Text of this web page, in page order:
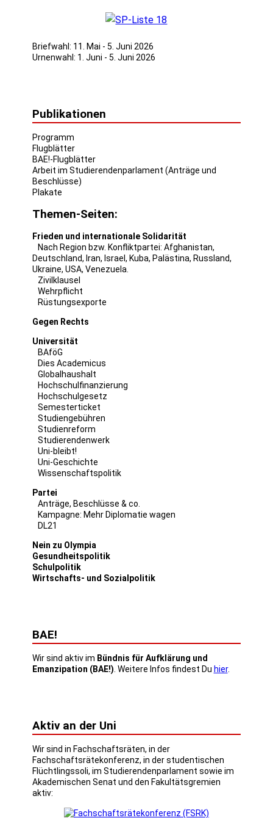
Briefwahl: 11. Mai - 5. Juni 2026
Urnenwahl: 1. Juni - 5. Juni 2026
Publikationen
Programm
Flugblätter
BAE!-Flugblätter
Arbeit im Studierendenparlament (Anträge und
Beschlüsse)
Plakate
Themen-Seiten:
Frieden und internationale Solidarität
Nach Region bzw. Konfliktpartei: Afghanistan,
Deutschland, Iran, Israel , Kuba, Palästina, Russland,
Ukraine, USA, Venezuela
Zivilklausel
Wehrpflicht
Rüstungsexporte
Gegen Rechts
Universität
BAföG
Dies Academicus
Globalhaushalt
Hochschulfinanzierung
Hochschulgesetz
Semesterticket
Studiengebühren
Studienreform
Studierendenwerk
Uni-bleibt!
Uni-Geschichte
Wissenschaftspolitik
Partei
Anträge, Beschlüsse & co.
Kampagne: Mehr Diplomatie wagen
DL21
Nein zu Olympia
Gesundheitspolitik
Schulpolitik
Wirtschafts- und Sozialpolitik
BAE!
Wir sind aktiv im Bündnis für Aufklärung und
Emanzipation (BAE!) . Weitere Infos findest Du hier.
Aktiv an der Uni
Wir sind in Fachschaftsräten, in der
Fachschaftsrätekonferenz, in der studentischen
Flüchtlingssoli, im Studierendenparlament sowie im
Akademischen Senat und den Fakultätsgremien
aktiv: